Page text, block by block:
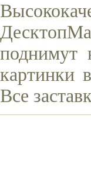
поднимут
картинки
Все